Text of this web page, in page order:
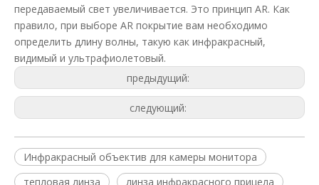
передаваемый свет увеличивается. Это принцип AR. Как
правило, при выборе AR покрытие вам необходимо
определить длину волны, такую ​​как инфракрасный,
видимый и ультрафиолетовый.
предыдущий:
следующий:
Инфракрасный объектив для камеры монитора
тепловая линза
линза инфракрасного прицела